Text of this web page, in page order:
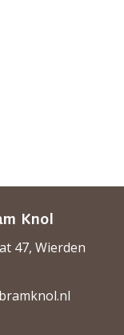
Knol
47, Wierden